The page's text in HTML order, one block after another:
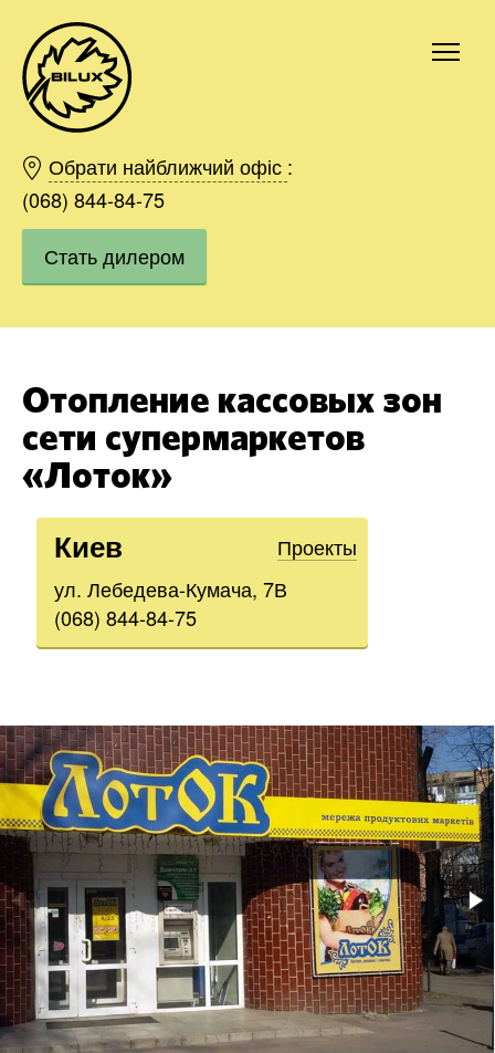
Обрати найближчий офіс :
(068) 844-84-75
Стать дилером
Отопление кассовых зон
сети супермаркетов
«Лоток»
Киев
Проекты
ул. Лебедева-Кумача, 7В
(068) 844-84-75
Киев
Харьков
Одесса
Днепр
Ивано-Франковск
Винница
Область
Заказать